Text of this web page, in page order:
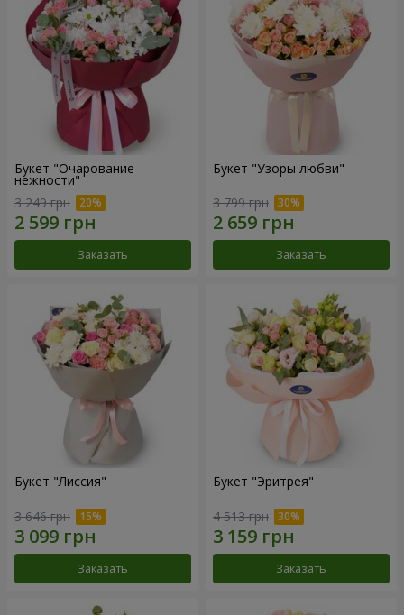
Букет "Очарование
нежности"
3 249 грн
Заказать
Букет "Узоры любви"
3 799 грн
Заказать
Букет "Лиссия"
3 646 грн
Заказать
Букет "Эритрея"
4 513 грн
Заказать